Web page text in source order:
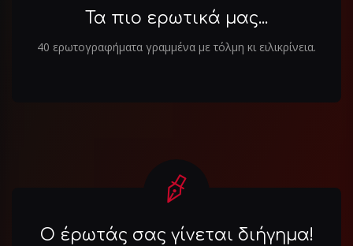
Τα πιο ερωτικά μας...
40 ερωτογραφήματα γραμμένα με τόλμη κι ειλικρίνεια.
Ο έρωτάς σας γίνεται διήγημα!